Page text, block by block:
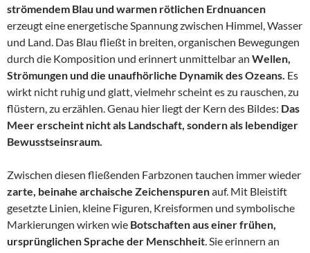
strömendem Blau und warmen rötlichen Erdnuancen
erzeugt eine energetische Spannung zwischen Himmel, Wasser
und Land. Das Blau fließt in breiten, organischen Bewegungen
durch die Komposition und erinnert unmittelbar an Wellen,
Strömungen und die unaufhörliche Dynamik des Ozeans. Es
wirkt nicht ruhig und glatt, vielmehr scheint es zu rauschen, zu
flüstern, zu erzählen. Genau hier liegt der Kern des Bildes: Das
Meer erscheint nicht als Landschaft, sondern als lebendiger
Bewusstseinsraum.
Zwischen diesen fließenden Farbzonen tauchen immer wieder
zarte, beinahe archaische Zeichenspurenauf. Mit Bleistift
gesetzte Linien, kleine Figuren, Kreisformen und symbolische
Markierungen wirken wie Botschaften aus einer frühen,
ursprünglichen Sprache der Menschheit. Sie erinnern an